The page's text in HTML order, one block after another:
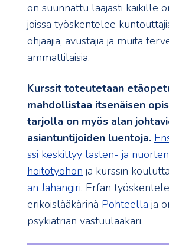
on suunnattu laajasti kaikille
joissa työskentelee
ohjaajia, avustajia ja muita
ammattilaisia.
Kurssit toteutetaan
mahdollistaa itsenäisen
tarjolla on myös alan
asiantuntijoiden luentoja.
ssi keskittyy lasten- ja
hoitotyöhön ja kurssin
an Jahangiri. Erfan
erikoislääkärinä Pohteella ja
psykiatrian vastuulääkäri.